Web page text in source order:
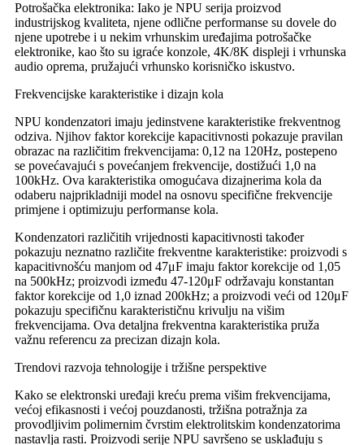
Potrošačka elektronika: Iako je NPU serija proizvod
industrijskog kvaliteta, njene odlične performanse su dovele do
njene upotrebe i u nekim vrhunskim uređajima potrošačke
elektronike, kao što su igraće konzole, 4K/8K displeji i vrhunska
audio oprema, pružajući vrhunsko korisničko iskustvo.
Frekvencijske karakteristike i dizajn kola
NPU kondenzatori imaju jedinstvene karakteristike frekventnog
odziva. Njihov faktor korekcije kapacitivnosti pokazuje pravilan
obrazac na različitim frekvencijama: 0,12 na 120Hz, postepeno
se povećavajući s povećanjem frekvencije, dostižući 1,0 na
100kHz. Ova karakteristika omogućava dizajnerima kola da
odaberu najprikladniji model na osnovu specifične frekvencije
primjene i optimizuju performanse kola.
Kondenzatori različitih vrijednosti kapacitivnosti također
pokazuju neznatno različite frekventne karakteristike: proizvodi s
kapacitivnošću manjom od 47μF imaju faktor korekcije od 1,05
na 500kHz; proizvodi između 47-120μF održavaju konstantan
faktor korekcije od 1,0 iznad 200kHz; a proizvodi veći od 120μF
pokazuju specifičnu karakterističnu krivulju na višim
frekvencijama. Ova detaljna frekventna karakteristika pruža
važnu referencu za precizan dizajn kola.
Trendovi razvoja tehnologije i tržišne perspektive
Kako se elektronski uređaji kreću prema višim frekvencijama,
većoj efikasnosti i većoj pouzdanosti, tržišna potražnja za
provodljivim polimernim čvrstim elektrolitskim kondenzatorima
nastavlja rasti. Proizvodi serije NPU savršeno se usklađuju s